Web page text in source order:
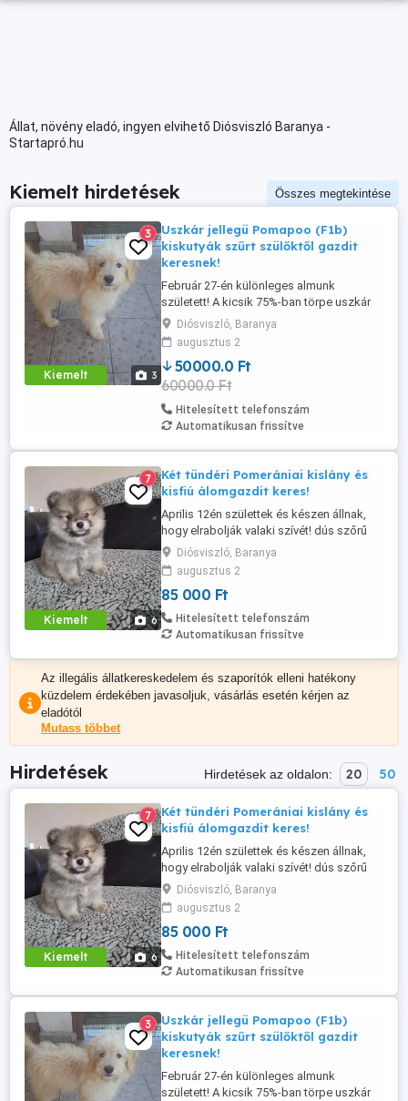
Állat, növény eladó, ingyen elvihető Diósviszló Baranya -
Startapró.hu
Kiemelt hirdetések Összes megtekintése
Kiemelt 3
3
Uszkár jellegü Pomapoo (F1b)
kiskutyák szűrt szülőktől gazdit
keresnek!
Február 27-én különleges almunk
született! A kicsik 75%-ban törpe uszkár
és 25%-ban törpe spicc felmenőkkel
rendelkeznek, így egyesítik az uszkárok
kiemelkedő intelligenciáját és antiallergén
szőrzetét a spicc bájos, mackós
megjelenésével. Miért válassz minket? -
Egészség mindenekelőtt: A szülők
rendelkeznek ...
Diósviszló, Baranya
augusztus 2
50000.0 Ft
60000.0 Ft
Hitelesített telefonszám
Automatikusan frissítve
Kiemelt 6
7
Két tündéri Pomerániai kislány és
kisfiú álomgazdit keres!
Aprilis 12én születtek és készen állnak,
hogy elrabolják valaki szívét! dús szőrű
kisfiú es kislany várja az új családját:mind
két picur Orange sabel színü. a szüleinkröl
: apukám gyönyörű orosz törzskönyves
csoki party tan kan, anyukám pedig
szintén tüneményes pomerániai törpe
spitz. Már átestünk ...
Diósviszló, Baranya
augusztus 2
85 000 Ft
Hitelesített telefonszám
Automatikusan frissítve
Az illegális állatkereskedelem és szaporítók elleni hatékony
küzdelem érdekében javasoljuk, vásárlás esetén kérjen az
eladótól
Mutass többet
Hirdetések Hirdetések az oldalon: 20 50
Kiemelt 6
7
Két tündéri Pomerániai kislány és
kisfiú álomgazdit keres!
Aprilis 12én születtek és készen állnak,
hogy elrabolják valaki szívét! dús szőrű
kisfiú es kislany várja az új családját:mind
két picur Orange sabel színü. a szüleinkröl
: apukám gyönyörű orosz törzskönyves
csoki party tan kan, anyukám pedig
szintén tüneményes pomerániai törpe
spitz. Már átestünk ...
Diósviszló, Baranya
augusztus 2
85 000 Ft
Hitelesített telefonszám
Automatikusan frissítve
3
Uszkár jellegü Pomapoo (F1b)
kiskutyák szűrt szülőktől gazdit
keresnek!
Február 27-én különleges almunk
született! A kicsik 75%-ban törpe uszkár